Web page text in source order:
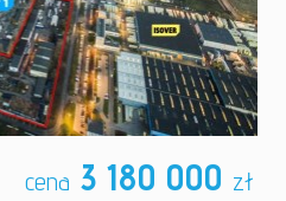
cena 3 180 000 zł